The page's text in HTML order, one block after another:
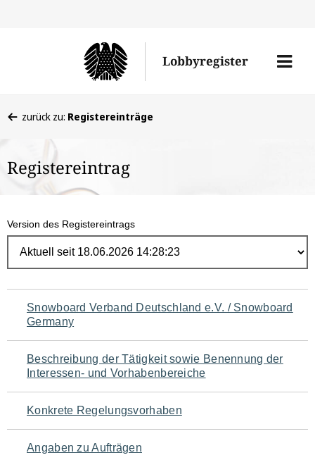
Lobbyregister
Menü
befinden
hier:
zurück zu: Registereinträge
Registereintrag
Version des Registereintrags
Navigation
für
den
Seiteninhalt
Snowboard Verband Deutschland e.V. / Snowboard
Germany
Beschreibung der Tätigkeit sowie Benennung der
Interessen- und Vorhabenbereiche
Konkrete Regelungsvorhaben
Angaben zu Aufträgen